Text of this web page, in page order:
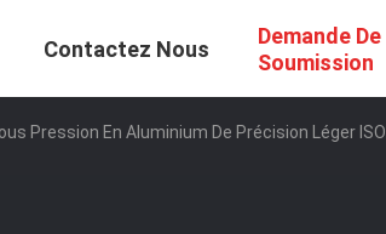
Contactez Nous
Demande De
Soumission
Pression En Aluminium De Précision Léger ISO